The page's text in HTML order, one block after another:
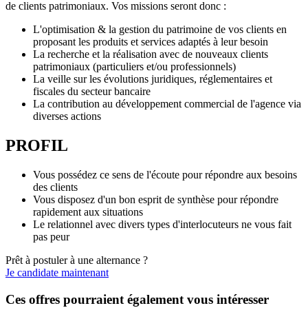
de clients patrimoniaux. Vos missions seront donc :
L'optimisation & la gestion du patrimoine de vos clients en
proposant les produits et services adaptés à leur besoin
La recherche et la réalisation avec de nouveaux clients
patrimoniaux (particuliers et/ou professionnels)
La veille sur les évolutions juridiques, réglementaires et
fiscales du secteur bancaire
La contribution au développement commercial de l'agence via
diverses actions
PROFIL
Vous possédez ce sens de l'écoute pour répondre aux besoins
des clients
Vous disposez d'un bon esprit de synthèse pour répondre
rapidement aux situations
Le relationnel avec divers types d'interlocuteurs ne vous fait
pas peur
Prêt à postuler à une alternance ?
Je candidate maintenant
Ces offres pourraient également vous intéresser